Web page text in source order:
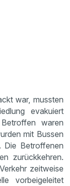
war, mussten
evakuiert
waren
mit Bussen
Die Betroffenen
zurückkehren.
zeitweise
vorbeigeleitet